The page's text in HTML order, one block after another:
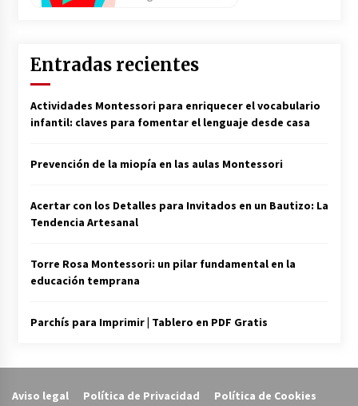
Entradas recientes
Actividades Montessori para enriquecer el vocabulario
infantil: claves para fomentar el lenguaje desde casa
Prevención de la miopía en las aulas Montessori
Acertar con los Detalles para Invitados en un Bautizo: La
Tendencia Artesanal
Torre Rosa Montessori: un pilar fundamental en la
educación temprana
Parchís para Imprimir | Tablero en PDF Gratis
Aviso legal Política de Privacidad Política de Cookies